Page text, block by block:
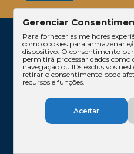
Escritório
Equipe
Contato
Gerenciar
Para fornecer as melhores
como cookies para armazenar
dispositivo. O consentimento
permitirá processar dados
navegação ou IDs exclusivos
retirar o consentimento pode
recursos e funções.
Aceitar